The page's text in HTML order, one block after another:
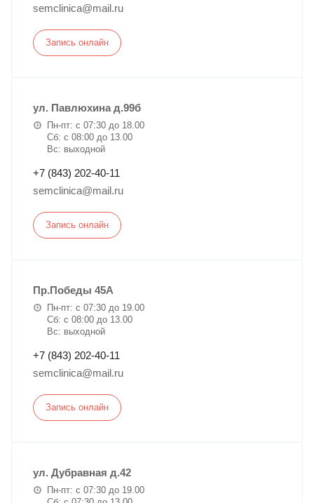
semclinica@mail.ru
Запись онлайн
ул. Павлюхина д.99б
Пн-пт: с 07:30 до 18.00
Сб: с 08:00 до 13.00
Вс: выходной
+7 (843) 202-40-11
semclinica@mail.ru
Запись онлайн
Пр.Победы 45А
Пн-пт: с 07:30 до 19.00
Сб: с 08:00 до 13.00
Вс: выходной
+7 (843) 202-40-11
semclinica@mail.ru
Запись онлайн
ул. Дубравная д.42
Пн-пт: с 07:30 до 19.00